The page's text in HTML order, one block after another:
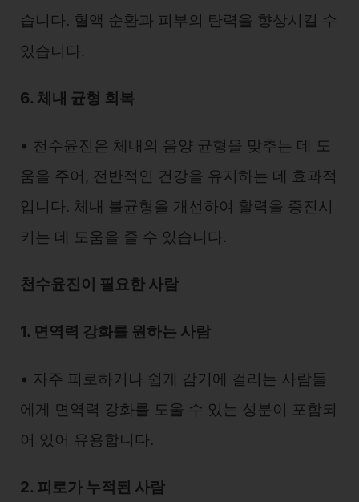
습니다. 혈액 순환과 피부의 탄력을 향상시킬 수
있습니다.
6. 체내 균형 회복
• 천수윤진은 체내의 음양 균형을 맞추는 데 도
움을 주어, 전반적인 건강을 유지하는 데 효과적
입니다. 체내 불균형을 개선하여 활력을 증진시
키는 데 도움을 줄 수 있습니다.
천수윤진이 필요한 사람
1. 면역력 강화를 원하는 사람
• 자주 피로하거나 쉽게 감기에 걸리는 사람들
에게 면역력 강화를 도울 수 있는 성분이 포함되
어 있어 유용합니다.
2. 피로가 누적된 사람